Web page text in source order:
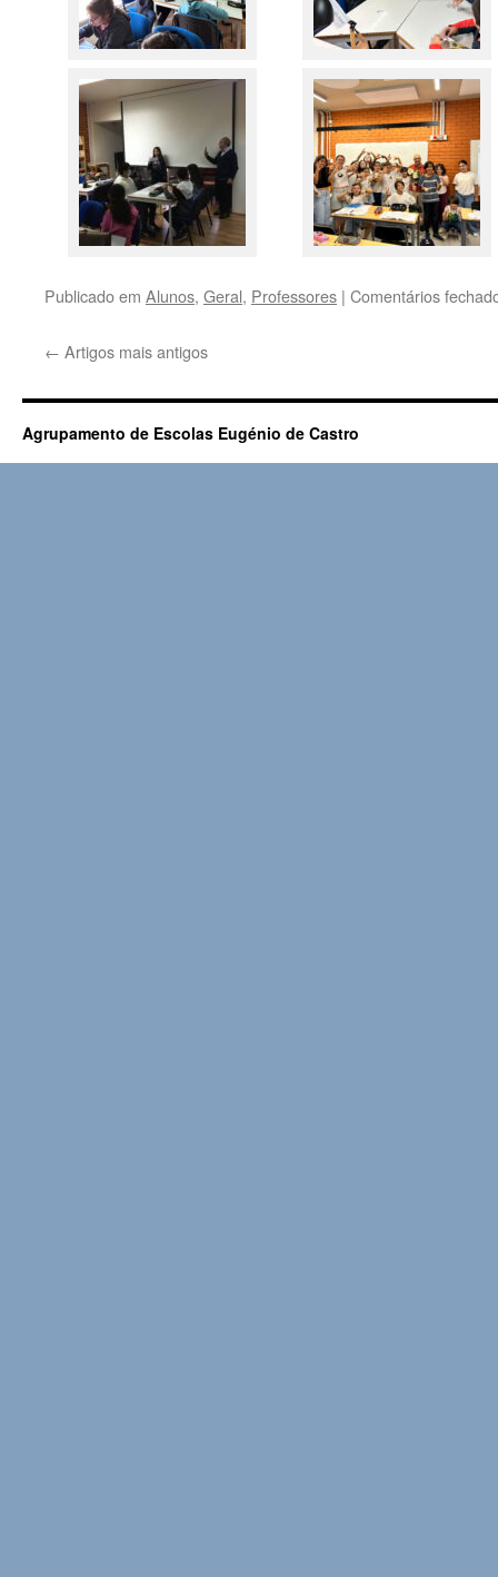
Publicado em Alunos, Geral, Professores | Comentários
← Artigos mais antigos
Agrupamento de Escolas Eugénio de Castro